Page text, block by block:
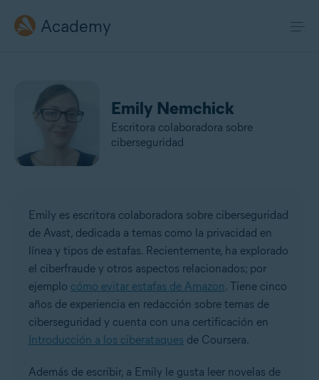
Academy
Emily Nemchick
Escritora colaboradora sobre
ciberseguridad
Emily es escritora colaboradora sobre ciberseguridad
de Avast, dedicada a temas como la privacidad en
línea y tipos de estafas. Recientemente, ha explorado
el ciberfraude y otros aspectos relacionados; por
ejemplo cómo evitar estafas de Amazon. Tiene cinco
años de experiencia en redacción sobre temas de
ciberseguridad y cuenta con una certificación en
Introducción a los ciberataques de Coursera.
Además de escribir, a Emily le gusta leer novelas de